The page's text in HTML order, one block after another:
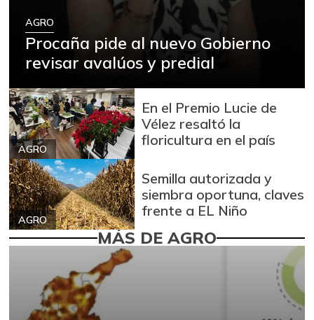
AGRO
Procaña pide al nuevo Gobierno
revisar avalúos y predial
AGRO
En el Premio Lucie de
Vélez resaltó la
floricultura en el país
AGRO
Semilla autorizada y
siembra oportuna, claves
frente a EL Niño
MÁS DE AGRO